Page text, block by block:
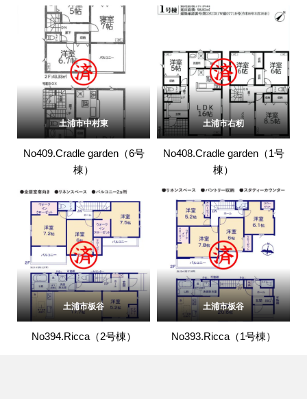
土浦市中村東
No409.Cradle garden（6号
棟）
土浦市右籾
No408.Cradle garden（1号
棟）
土浦市板谷
No394.Ricca（2号棟）
土浦市板谷
No393.Ricca（1号棟）